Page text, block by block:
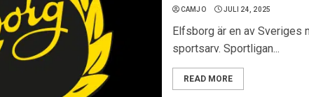
CAMJO JULI 24, 2025
Elfsborg är en av Sveriges
sportsarv. Sportligan...
READ MORE